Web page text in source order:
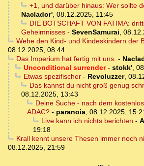
+1, und darüber hinaus: Wer sollte
Naclador', 08.12.2025, 11:45
DIE BOTSCHAFT VON FATIMA:
Geheimnisses - SevenSamurai,
Wehe den Kind- und Kindeskindern der
08.12.2025, 08:44
Das Imperium hat fertig mit uns. -
Unconditional surrender- stokk',
Etwas spezifischer- Revoluzzer,
Das kannst du nicht groß genug
08.12.2025, 13:43
Deine Suche - nach dem
ADAC? - paranoia, 08.12.2025,
Live kann ich nichts berichten -
19:18
Krall kennt unsere Thesen immer noch
08.12.2025, 21:59